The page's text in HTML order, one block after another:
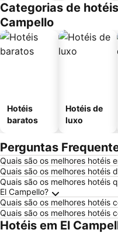
Categorias de
Campello
Hotéis
baratos
Hotéis de
luxo
Perguntas
Quais são os melhores hotéis
Quais são os melhores hotéis
Quais são os melhores hotéis
El Campello?
Quais são os melhores hotéis
Quais são os melhores hotéis
Hotéis em El